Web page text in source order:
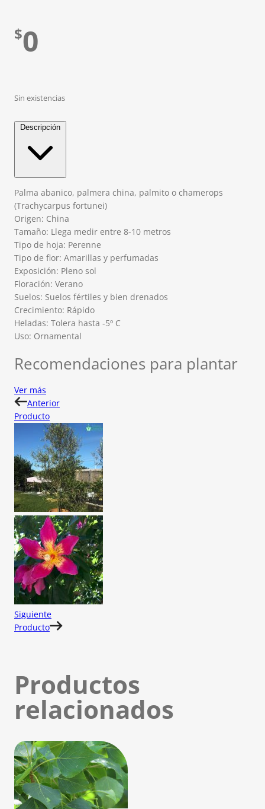
$0
Sin existencias
Descripción
Palma abanico, palmera china, palmito o chamerops
(Trachycarpus fortunei)
Origen: China
Tamaño: Llega medir entre 8-10 metros
Tipo de hoja: Perenne
Tipo de flor: Amarillas y perfumadas
Exposición: Pleno sol
Floración: Verano
Suelos: Suelos fértiles y bien drenados
Crecimiento: Rápido
Heladas: Tolera hasta -5º C
Uso: Ornamental
Recomendaciones para plantar
Ver más
Anterior
Producto
Siguiente
Producto
Productos
relacionados